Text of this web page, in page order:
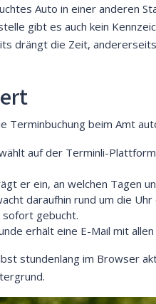
Auto in einer anderen
gibt es auch kein
drängt die Zeit,
Terminbuchung beim Amt
auf der Terminli-
er ein, an welchen Tagen
daraufhin rund um die
gebucht.
erhält eine E-Mail mit
stundenlang im Browser